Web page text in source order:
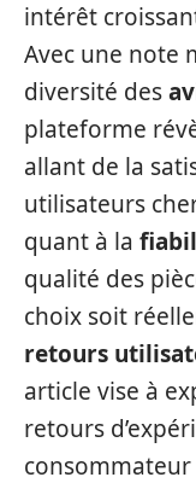
intérêt
Avec une note
diversité des
plateforme
allant de la
utilisateurs
quant à la
qualité des
choix soit
retours
article vise à
retours